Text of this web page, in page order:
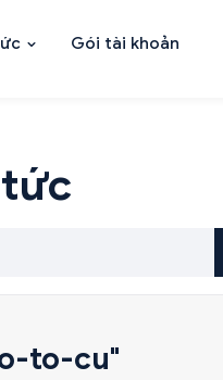
Gói tài khoản
to-cu"